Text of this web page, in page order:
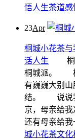
悟人生茶道感
23Apr
桐城小花茶
话人生
桐
桐城派。 桐
有巍巍大别
结。 说说
京，母亲给
还有母亲给我
城小花茶文化